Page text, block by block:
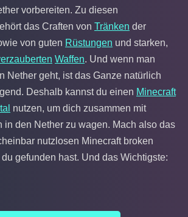
vorbereiten. Zu diesen
das Craften von Tränken der
von guten Rüstungen und starken,
Waffen. Und wenn man
Nether geht, ist das Ganze natürlich
Deshalb kannst du einen Minecraft
nutzen, um dich zusammen mit
in den Nether zu wagen. Mach also das
nutzlosen Minecraft broken
gefunden hast. Und das Wichtigste: